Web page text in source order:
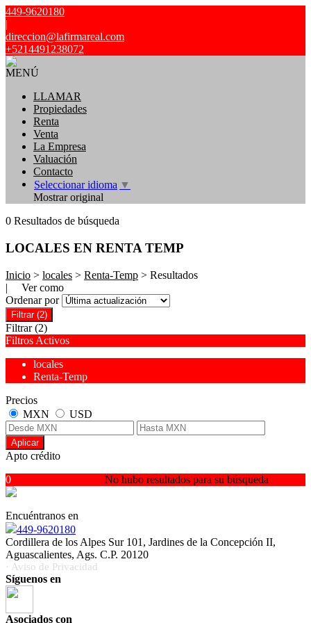
449-9620180
|
direccion@lafirmareal.com
+5214491238072
MENÚ
LLAMAR
Propiedades
Renta
Venta
La Empresa
Valuación
Contacto
Seleccionar idioma ▼
Mostrar original
0 Resultados de búsqueda
LOCALES EN RENTA TEMP
Inicio > locales > Renta-Temp > Resultados
| Ver como
Ordenar por
Filtrar (2)
Filtrar (2)
Filtros Activos
locales
Renta-Temp
Precios
MXN
USD
Aplicar
Apto crédito
No hubo resultados para su búsqueda
0
Encuéntranos en
449-9620180
Cordillera de los Alpes Sur 101, Jardines de la Concepción II,
Aguascalientes, Ags. C.P. 20120
· Aviso de Privacidad
Síguenos en
Asociados con